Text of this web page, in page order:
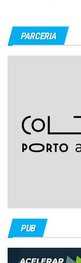
PARCERIA
PUB